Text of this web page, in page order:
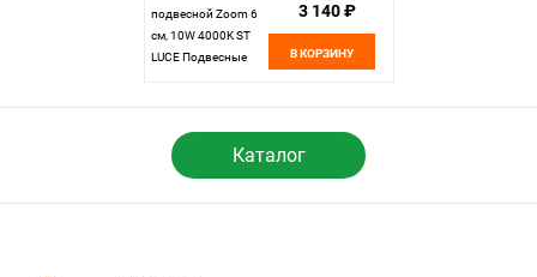
подвесной Zoom 6
см, 10W 4000K ST
LUCE Подвесные
3 140 ₽
В КОРЗИНУ
Каталог